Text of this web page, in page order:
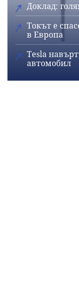
Доклад:
Токът е
в Европа
Tesla
автомобил